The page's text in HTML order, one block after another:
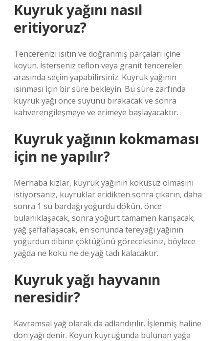
Kuyruk yağını nasıl
eritiyoruz?
Tencerenizi ısıtın ve doğranmış parçaları içine
koyun. İsterseniz teflon veya granit tencereler
arasında seçim yapabilirsiniz. Kuyruk yağının
ısınması için bir süre bekleyin. Bu süre zarfında
kuyruk yağı önce suyunu bırakacak ve sonra
kahverengileşmeye ve erimeye başlayacaktır.
Kuyruk yağının kokmaması
için ne yapılır?
Merhaba kızlar, kuyruk yağının kokusuz olmasını
istiyorsanız, kuyruklar eridikten sonra çıkarın, daha
sonra 1 su bardağı yoğurdu dökün, önce
bulanıklaşacak, sonra yoğurt tamamen karışacak,
yağ şeffaflaşacak, en sonunda tereyağı yağının
yoğurdun dibine çöktüğünü göreceksiniz, böylece
yağda ne koku ne de yağ tadı kalacaktır.
Kuyruk yağı hayvanın
neresidir?
Kavramsal yağ olarak da adlandırılır. İşlenmiş haline
don yağı denir. Koyun kuyruğunda bulunan yağa